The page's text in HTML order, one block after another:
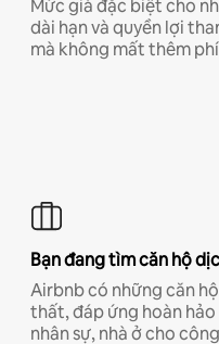
Mức giá đặc biệt cho
dài hạn và quyền lợi
mà không mất thêm
Bạn đang tìm căn hộ
Airbnb có những căn
thất, đáp ứng hoàn
nhân sự, nhà ở cho